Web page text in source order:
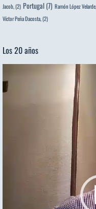
Jacob, (2) Portugal (7) Ramón López Velarde,
Víctor Peña Dacosta, (2)
Los 20 años
de
vídeo